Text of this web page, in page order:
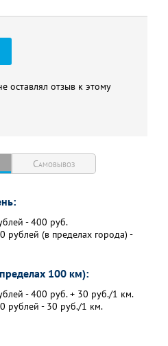
оставлял отзыв к этому
Самовывоз
- 400 руб.
рублей (в пределах города) -
100 км):
- 400 руб. + 30 руб./1 км.
рублей - 30 руб./1 км.